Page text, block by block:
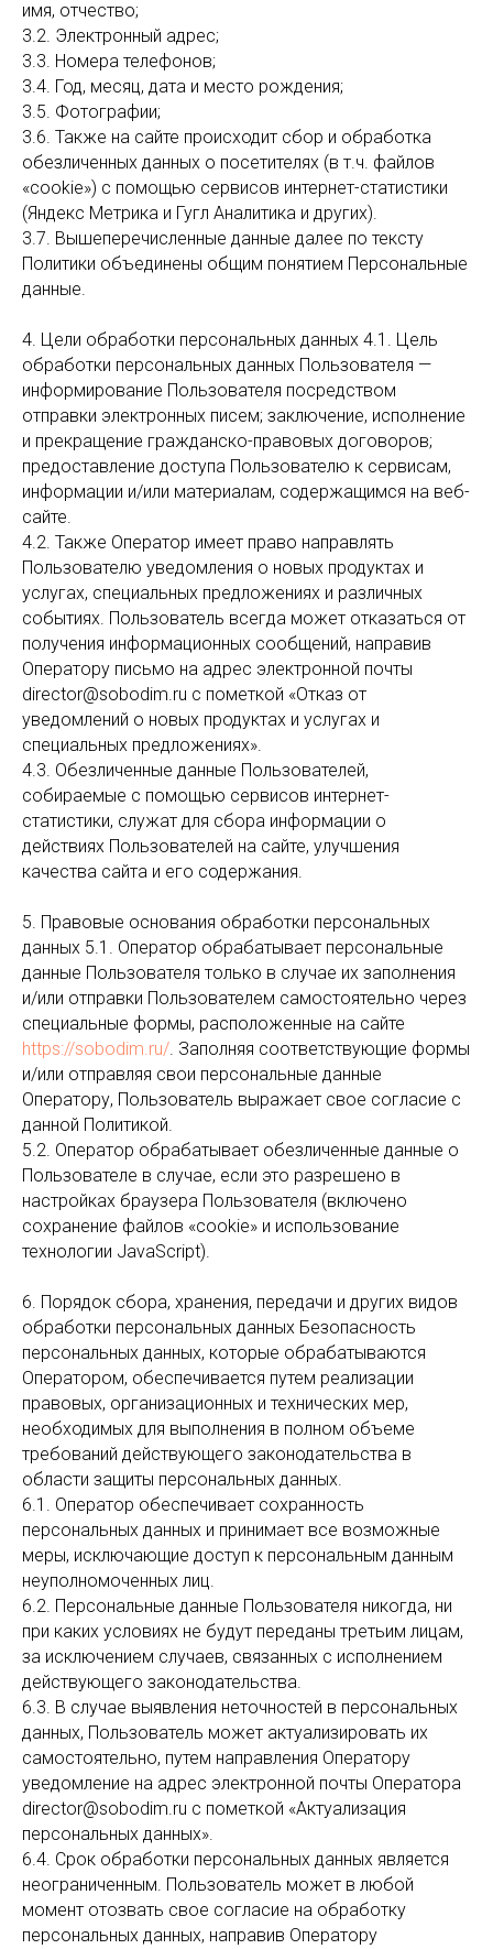
имя, отчество;
3.2. Электронный адрес;
3.3. Номера телефонов;
3.4. Год, месяц, дата и место рождения;
3.5. Фотографии;
3.6. Также на сайте происходит сбор и обработка
обезличенных данных о посетителях (в т.ч. файлов
«cookie») с помощью сервисов интернет-статистики
(Яндекс Метрика и Гугл Аналитика и других).
3.7. Вышеперечисленные данные далее по тексту
Политики объединены общим понятием Персональные
данные.
4. Цели обработки персональных данных 4.1. Цель
обработки персональных данных Пользователя —
информирование Пользователя посредством
отправки электронных писем; заключение, исполнение
и прекращение гражданско-правовых договоров;
предоставление доступа Пользователю к сервисам,
информации и/или материалам, содержащимся на веб-
сайте.
4.2. Также Оператор имеет право направлять
Пользователю уведомления о новых продуктах и
услугах, специальных предложениях и различных
событиях. Пользователь всегда может отказаться от
получения информационных сообщений, направив
Оператору письмо на адрес электронной почты
director@sobodim.ru с пометкой «Отказ от
уведомлений о новых продуктах и услугах и
специальных предложениях».
4.3. Обезличенные данные Пользователей,
собираемые с помощью сервисов интернет-
статистики, служат для сбора информации о
действиях Пользователей на сайте, улучшения
качества сайта и его содержания.
5. Правовые основания обработки персональных
данных 5.1. Оператор обрабатывает персональные
данные Пользователя только в случае их заполнения
и/или отправки Пользователем самостоятельно через
специальные формы, расположенные на сайте
https://sobodim.ru/. Заполняя соответствующие формы
и/или отправляя свои персональные данные
Оператору, Пользователь выражает свое согласие с
данной Политикой.
5.2. Оператор обрабатывает обезличенные данные о
Пользователе в случае, если это разрешено в
настройках браузера Пользователя (включено
сохранение файлов «cookie» и использование
технологии JavaScript).
6. Порядок сбора, хранения, передачи и других видов
обработки персональных данных Безопасность
персональных данных, которые обрабатываются
Оператором, обеспечивается путем реализации
правовых, организационных и технических мер,
необходимых для выполнения в полном объеме
требований действующего законодательства в
области защиты персональных данных.
6.1. Оператор обеспечивает сохранность
персональных данных и принимает все возможные
меры, исключающие доступ к персональным данным
неуполномоченных лиц.
6.2. Персональные данные Пользователя никогда, ни
при каких условиях не будут переданы третьим лицам,
за исключением случаев, связанных с исполнением
действующего законодательства.
6.3. В случае выявления неточностей в персональных
данных, Пользователь может актуализировать их
самостоятельно, путем направления Оператору
уведомление на адрес электронной почты Оператора
director@sobodim.ru с пометкой «Актуализация
персональных данных».
6.4. Срок обработки персональных данных является
неограниченным. Пользователь может в любой
момент отозвать свое согласие на обработку
персональных данных, направив Оператору